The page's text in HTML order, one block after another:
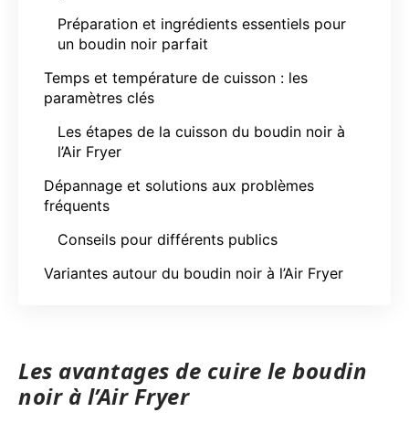
Préparation et ingrédients essentiels pour
un boudin noir parfait
Temps et température de cuisson : les
paramètres clés
Les étapes de la cuisson du boudin noir à
l’Air Fryer
Dépannage et solutions aux problèmes
fréquents
Conseils pour différents publics
Variantes autour du boudin noir à l’Air Fryer
Les avantages de cuire le boudin
noir à l’Air Fryer